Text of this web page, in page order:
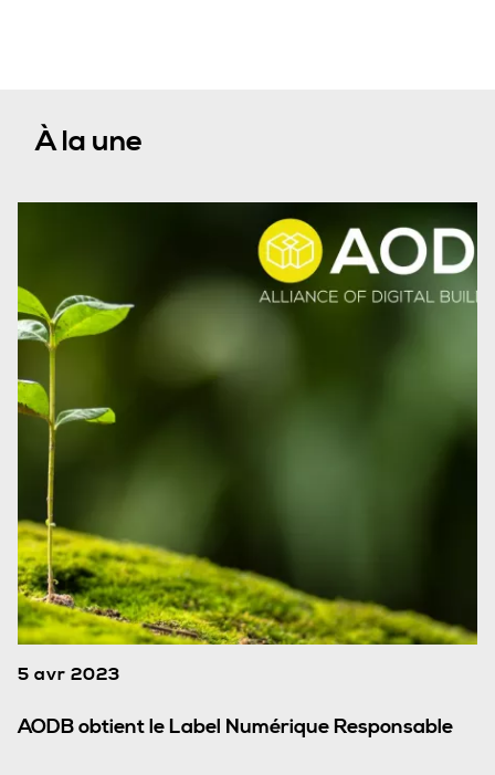
À la une
5 avr 2023
AODB obtient le Label Numérique Responsable